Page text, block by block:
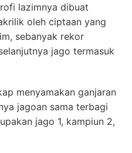
lazimnya dibuat
oleh ciptaan yang
sebanyak rekor
jago termasuk
menyamakan ganjaran
jagoan sama terbagi
jago 1, kampiun 2,